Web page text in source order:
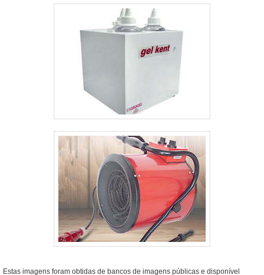
Estas imagens foram obtidas de bancos de imagens públicas e disponível